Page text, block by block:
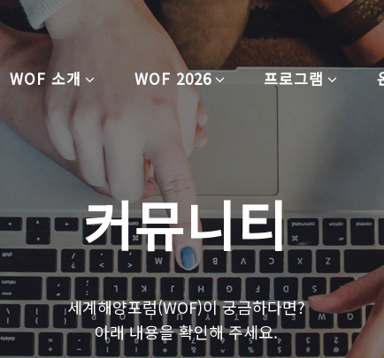
WOF 소개 WOF 2026 프로그램
커뮤니티
세계해양포럼(WOF)이 궁금하다면?
아래 내용을 확인해 주세요.